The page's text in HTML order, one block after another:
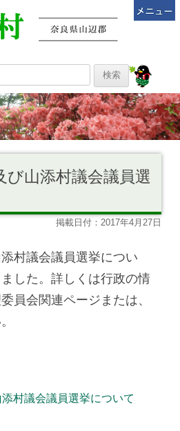
び山添村議会議員選
掲載日付：2017年4月27日
村議会議員選挙につい
した。詳しくは行政の情
員会関連ページまたは、
村議会議員選挙について